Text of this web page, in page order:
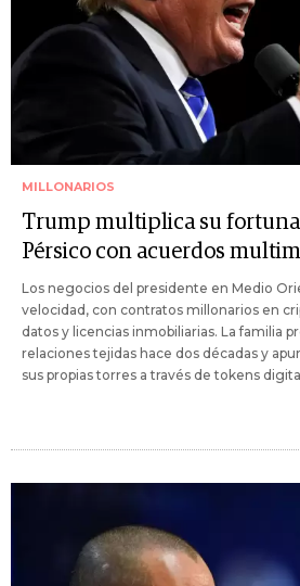
MILLONARIOS
Trump multiplica su fortuna
Pérsico con acuerdos
Los negocios del presidente en Medio
velocidad, con contratos millonarios en
datos y licencias inmobiliarias. La familia
relaciones tejidas hace dos décadas y
sus propias torres a través de tokens